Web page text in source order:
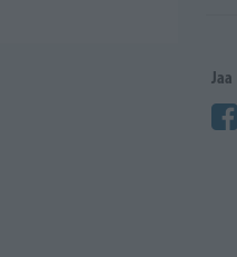
Jaa